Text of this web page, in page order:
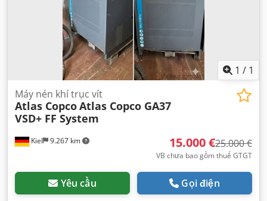
1 / 1
Kiel 9.267 km
Máy nén khí trục vít
Atlas CopcoAtlas Copco GA37
VSD+ FF System
15.000 €25.000 €
VB chưa bao gồm thuế GTGT
Yêu cầu Gọi điện